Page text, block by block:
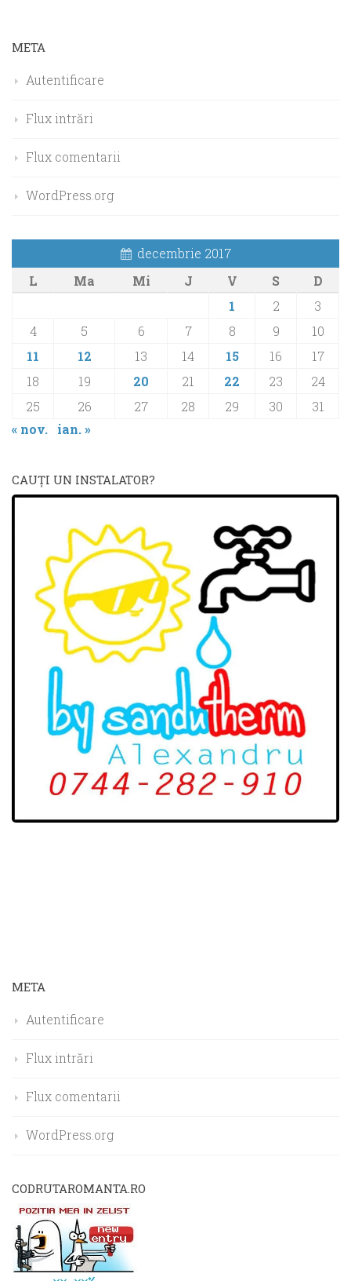
META
Autentificare
Flux intrări
Flux comentarii
WordPress.org
decembrie 2017
L
Ma Mi J V S
D
1
2
3
4
5 6 7 8 9
10
11
12 13 14 15 16
17
18
19 20 21 22 23
24
25
26 27 28 29 30
31
« nov.
ian. »
CAUŢI UN INSTALATOR?
META
Autentificare
Flux intrări
Flux comentarii
WordPress.org
CODRUTAROMANTA.RO